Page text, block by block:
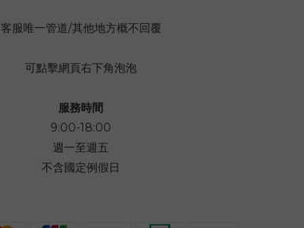
客服唯一管道/其他地方概不回覆
可點擊網頁右下角泡泡
服務時間
9:00-18:00
週一至週五
不含國定例假日